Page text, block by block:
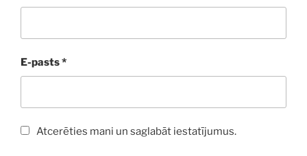
E-pasts*
Atcerēties mani un saglabāt iestatījumus.